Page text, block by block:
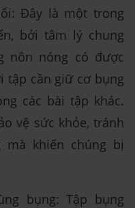
Đây là một trong
bởi tâm lý chung
nôn nóng có được
tập cần giữ cơ bụng
các bài tập khác.
vệ sức khỏe, tránh
khiến chúng bị
bụng: Tập bụng